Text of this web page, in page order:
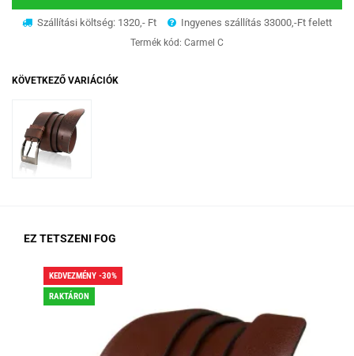
Szállítási költség: 1320,- Ft Ingyenes szállítás 33000,-Ft felett
Termék kód: Carmel C
KÖVETKEZŐ VARIÁCIÓK
EZ TETSZENI FOG
KEDVEZMÉNY -30%
RAKTÁRON